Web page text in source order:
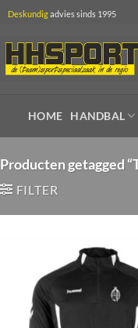
Deskundig advies sinds
HOME HANDBAL
Producten getagged
FILTER